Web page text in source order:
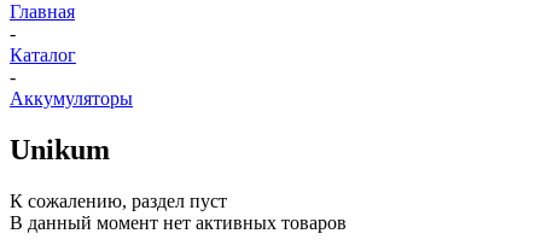
Главная
-
Каталог
-
Аккумуляторы
Unikum
К сожалению, раздел пуст
В данный момент нет активных товаров